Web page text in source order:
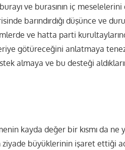
burayı ve burasının iç
barındırdığı düşünce ve
ve hatta parti
götüreceğini anlatmaya
almaya ve bu desteği
kayda değer bir kısmı da
büyüklerinin işaret ettiği